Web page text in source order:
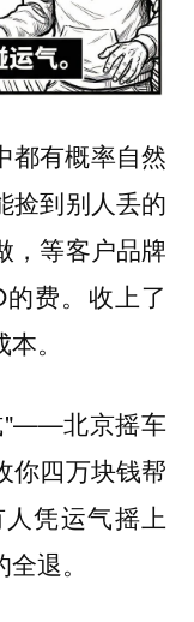
都有概率自然
捡到别人丢的
，等客户品牌
费。收上了
。
"——北京摇车
你四万块钱帮
凭运气摇上
退。